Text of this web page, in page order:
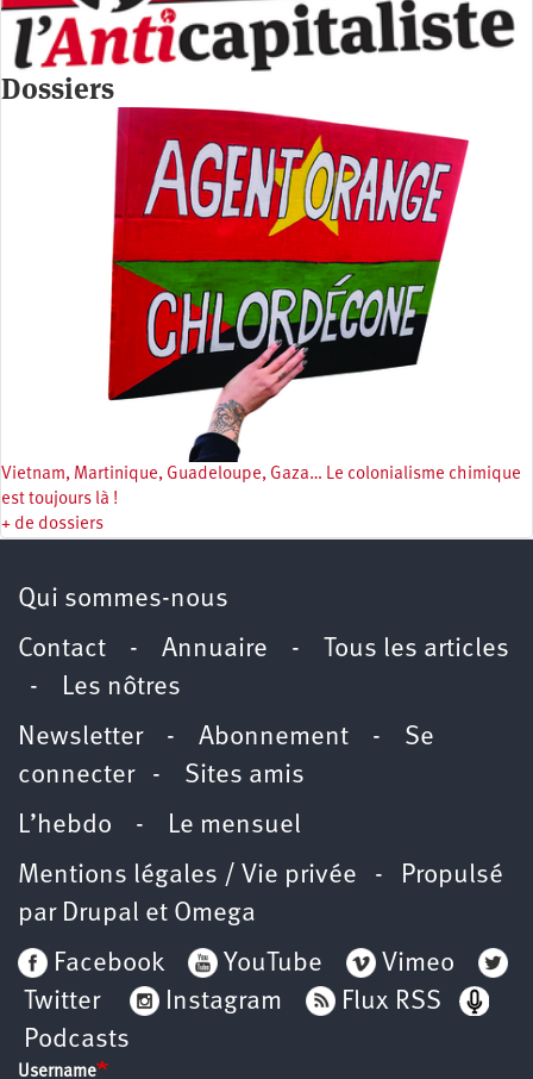
Dossiers
Vietnam, Martinique, Guadeloupe, Gaza… Le colonialisme chimique
est toujours là !
+ de dossiers
Qui sommes-nous
Contact - Annuaire - Tous les articles
-
Les nôtres
Newsletter- Abonnement - Se
connecter- Sites amis
L’hebdo -
Le mensuel
Mentions légales / Vie privée - Propulsé
par Drupal et Omega
Facebook
YouTube
Vimeo
Twitter
Instagram
Flux RSS
Podcasts
Username